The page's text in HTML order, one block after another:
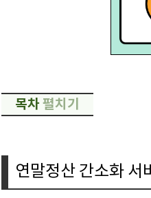
목차펼치기
연말정산 간소화 서